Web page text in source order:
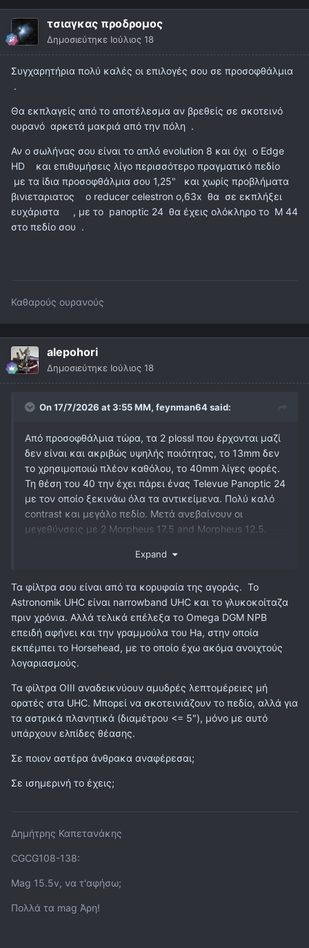
τσιαγκας προδρομος
Δημοσιεύτηκε Ιούλιος 18
Συγχαρητήρια πολύ καλές οι επιλογές σου σε προσοφθάλμια
.
Θα εκπλαγείς από το αποτέλεσμα αν βρεθείς σε σκοτεινό
ουρανό αρκετά μακριά από την πόλη .
Αν ο σωλήνας σου είναι το απλό evolution 8 και όχι ο Edge
HD και επιθυμήσεις λίγο περισσότερο πραγματικό πεδίο
με τα ίδια προσοφθάλμια σου 1,25" και χωρίς προβλήματα
βινιεταριατος ο reducer celestron o,63x θα σε εκπλήξει
ευχάριστα , με το panoptic 24 θα έχεις ολόκληρο το Μ 44
στο πεδίο σου .
Καθαρούς ουρανούς
alepohori
Δημοσιεύτηκε Ιούλιος 18
On 17/7/2026 at 3:55 ΜΜ, feynman64said:
Από προσοφθάλμια τώρα, τα 2 plossl που έρχονται μαζί
δεν είναι και ακριβώς υψηλής ποιότητας, το 13mm δεν
το χρησιμοποιώ πλέον καθόλου, το 40mm λίγες φορές.
Τη θέση του 40 την έχει πάρει ένας Televue Panoptic 24
με τον οποίο ξεκινάω όλα τα αντικείμενα. Πολύ καλό
contrast και μεγάλο πεδίο. Μετά ανεβαίνουν οι
μεγεθύνσεις με 2 Morpheus 17.5 and Morpheus 12.5.
Pentax 10mm που δεν έχω χρησιμοποιήσει πολύ ακόμα,
Στις μεγαλύτερες μεγεθύνσεις έχω έναν Hyperion 8mm
και εναν Explore Scientific 6.7mm όταν οι συνθήκες το
επιτρέπουν.
Από φίλτρα, Astronomik UHC-E, Astronomik UHC and
Omegon OIII pro για φωτορύπανση και νεφελωματα.
Τέλος εναν star spectrum analyser 100 για να παίξω
λίγο με φάσματα όταν έρθει η ώρα. Προς το παρόν
συγκρίνω το οπτικό φάσμα μεταξύ γνωστών αστεριών
όπως του Vega vs ενός καταπληκτικού κρύου αστέρα
Τελείως διαφορετικό φάσμα.
Expand
Τα φίλτρα σου είναι από τα κορυφαία της αγοράς. Το
Astronomik UHC είναι narrowband UHC και το γλυκοκοίταζα
πριν χρόνια. Αλλά τελικά επέλεξα το Omega DGM NPB
επειδή αφήνει και την γραμμούλα του Ha, στην οποία
εκπέμπει το Horsehead, με το οποίο έχω ακόμα ανοιχτούς
λογαριασμούς.
Τα φίλτρα OIII αναδεικνύουν αμυδρές λεπτομέρειες μή
ορατές στα UHC. Μπορεί να σκοτεινιάζουν το πεδίο, αλλά για
τα αστρικά πλανητικά (διαμέτρου <= 5"), μόνο με αυτό
υπάρχουν ελπίδες θέασης.
Σε ποιον αστέρα άνθρακα αναφέρεσαι;
Σε ισημερινή το έχεις;
Δημήτρης Καπετανάκης
CGCG108-138:
Mag 15.5v, να τ'αφήσω;
Πολλά τα mag Άρη!